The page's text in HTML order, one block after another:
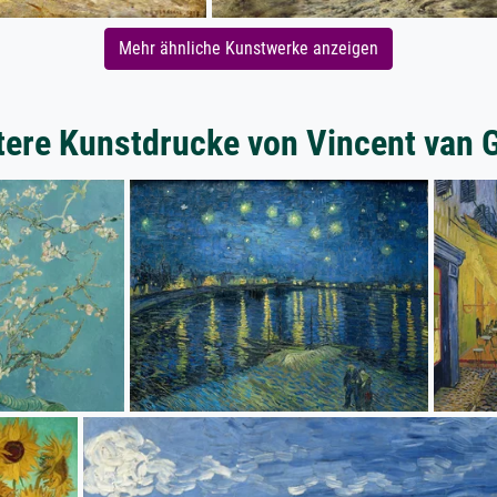
Mehr ähnliche Kunstwerke anzeigen
Kunstdrucke von Vincent van